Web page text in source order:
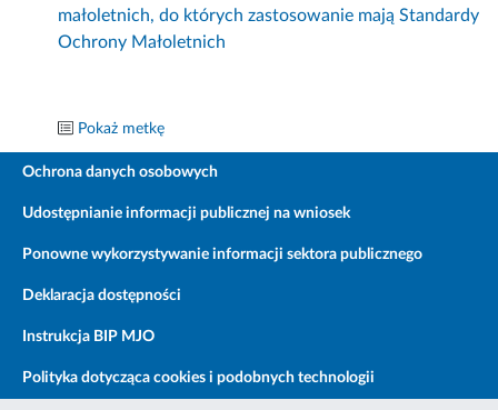
małoletnich, do których zastosowanie mają Standardy
Ochrony Małoletnich
Pokaż metkę
Ochrona danych osobowych
Udostępnianie informacji publicznej na wniosek
Ponowne wykorzystywanie informacji sektora publicznego
Deklaracja dostępności
Instrukcja BIP MJO
Polityka dotycząca cookies i podobnych technologii